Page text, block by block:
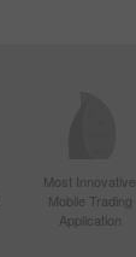
Most Innovative
Mobile Trading
Application